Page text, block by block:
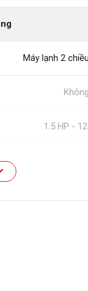
Máy lạnh 2
1.5 HP -